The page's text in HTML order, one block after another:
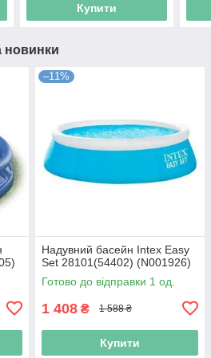
Купити
новинки
–11%
Надувний басейн Intex Easy
Set 28101(54402) (N001926)
Готово до відправки 1 од.
1 408 ₴ 1 588 ₴
Купити